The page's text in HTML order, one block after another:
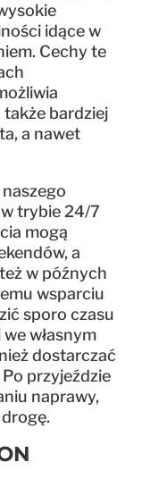
idące w
Cechy te
bardziej
a nawet
trybie 24/7
mogą
a
w późnych
wsparciu
sporo czasu
własnym
dostarczać
przyjeździe
naprawy,